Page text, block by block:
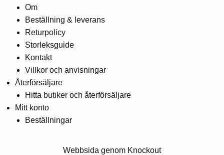
Om
Beställning & leverans
Returpolicy
Storleksguide
Kontakt
Villkor och anvisningar
Återförsäljare
Hitta butiker och återförsäljare
Mitt konto
Beställningar
Webbsida genom Knockout